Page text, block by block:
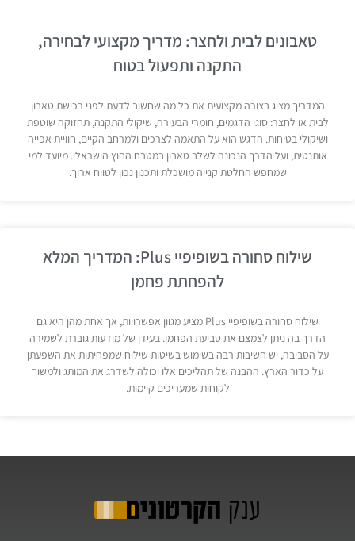
טאבונים לבית ולחצר: מדריך מקצועי לבחירה,
התקנה ותפעול בטוח
המדריך מציג בצורה מקצועית את כל מה שחשוב לדעת לפני רכישת טאבון
לבית או לחצר: סוגי הדגמים, חומרי הבעירה, שיקולי התקנה, תחזוקה שוטפת
ושיקולי בטיחות. הדגש הוא על התאמה לצרכים ולמרחב הקיים, חוויית אפייה
אותנטית, ועל הדרך הנכונה לשלב טאבון במטבח החוץ הישראלי. מיועד למי
שמחפש החלטת קנייה מושכלת ותכנון נכון לטווח ארוך.
שילוח סחורה בשופיפיי Plus: המדריך המלא
להפחתת פחמן
שילוח סחורה בשופיפיי Plus מציע מגוון אפשרויות, אך אחת מהן היא גם
הדרך בה ניתן לצמצם את טביעת הפחמן. בעידן של מודעות גוברת לשמירה
על הסביבה, יש חשיבות רבה בשימוש בשיטות שילוח שמפחיתות את השפעתן
על כדור הארץ. ההבנה של תהליכים אלו יכולה לשדרג את המותג ולמשוך
לקוחות שמעריכים קיימות.